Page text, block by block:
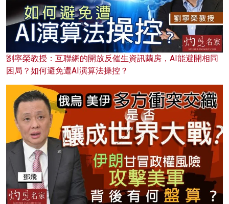
劉寧榮教授：互聯網的開放反催生資訊繭房，AI能避開相同
困局？如何避免遭AI演算法操控？